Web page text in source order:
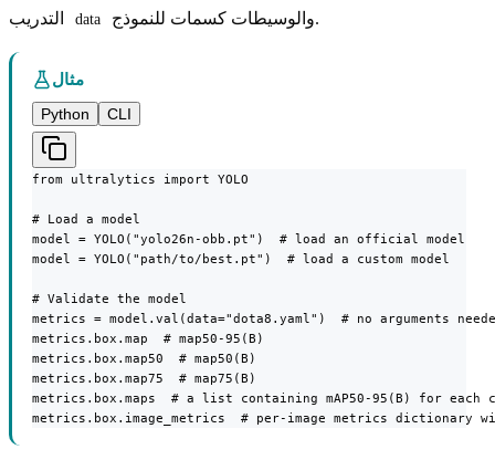
data والوسيطات كسمات للنموذج.
مثال
Python
CLI
from ultralytics import YOLO
# Load a model
model = YOLO("yolo26n-obb.pt")  # load an official model
model = YOLO("path/to/best.pt")  # load a custom model
# Validate the model
metrics = model.val(data="dota8.yaml")  # no arguments
metrics.box.map  # map50-95(B)
metrics.box.map50  # map50(B)
metrics.box.map75  # map75(B)
metrics.box.maps  # a list containing mAP50-95(B) for each
metrics.box.image_metrics  # per-image metrics dictionary